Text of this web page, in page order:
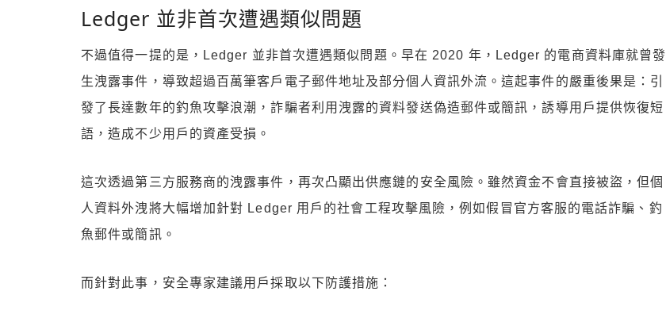
Ledger 並非首次遭遇類似問題
不過值得一提的是，Ledger 並非首次遭遇類似問題。早在 2020 年，Ledger 的電商資料庫就曾發
生洩露事件，導致超過百萬筆客戶電子郵件地址及部分個人資訊外流。這起事件的嚴重後果是：引
發了長達數年的釣魚攻擊浪潮，詐騙者利用洩露的資料發送偽造郵件或簡訊，誘導用戶提供恢復短
語，造成不少用戶的資產受損。
這次透過第三方服務商的洩露事件，再次凸顯出供應鏈的安全風險。雖然資金不會直接被盜，但個
人資料外洩將大幅增加針對 Ledger 用戶的社會工程攻擊風險，例如假冒官方客服的電話詐騙、釣
魚郵件或簡訊。
而針對此事，安全專家建議用戶採取以下防護措施：